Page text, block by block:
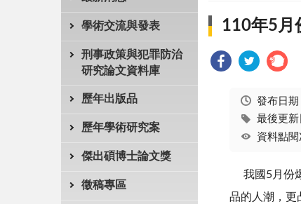
學術交流與發表
刑事政策與犯罪防治
研究論文資料庫
歷年出版品
歷年學術研究案
傑出碩博士論文獎
徵稿專區
110年5月
發布日期
最後更
資料點
我國 5月份
品的人潮，更